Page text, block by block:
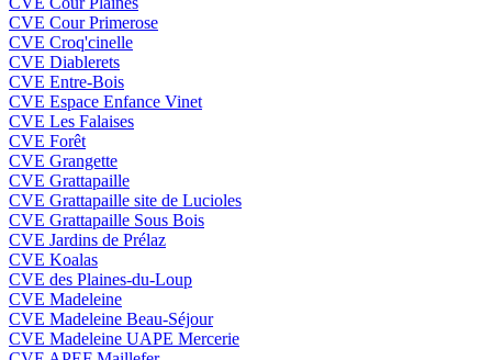
CVE Cour Primerose
CVE Croq'cinelle
CVE Diablerets
CVE Entre-Bois
CVE Espace Enfance Vinet
CVE Les Falaises
CVE Forêt
CVE Grangette
CVE Grattapaille
CVE Grattapaille site de Lucioles
CVE Grattapaille Sous Bois
CVE Jardins de Prélaz
CVE Koalas
CVE des Plaines-du-Loup
CVE Madeleine
CVE Madeleine Beau-Séjour
CVE Madeleine UAPE Mercerie